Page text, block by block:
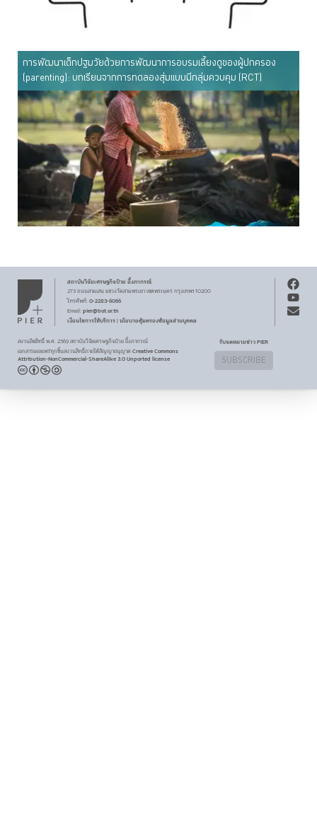
การพัฒนาเด็กปฐมวัยด้วยการพัฒนาการอบรมเลี้ยงดูของผู้ปกครอง
(parenting): บทเรียนจากการทดลองสุ่มแบบมีกลุ่มควบคุม (RCT)
สถาบันวิจัยเศรษฐกิจป๋วย อึ๊งภากรณ์
273 ถนนสามเสนแขวงวัดสามพระยาเขตพระนครกรุงเทพฯ 10200
โทรศัพท์: 0-2283-6066
Email: pier@bot.or.th
เงื่อนไขการให้บริการ|นโยบายคุ้มครองข้อมูลส่วนบุคคล
สงวนลิขสิทธิ์ พ.ศ. 2569สถาบันวิจัยเศรษฐกิจป๋วย อึ๊งภากรณ์
เอกสารเผยแพร่ทุกชิ้นสงวนสิทธิ์ภายใต้สัญญาอนุญาตCreative Commons
Attribution-NonCommercial-ShareAlike 3.0 Unported license
รับจดหมายข่าว PIER
SUBSCRIBE